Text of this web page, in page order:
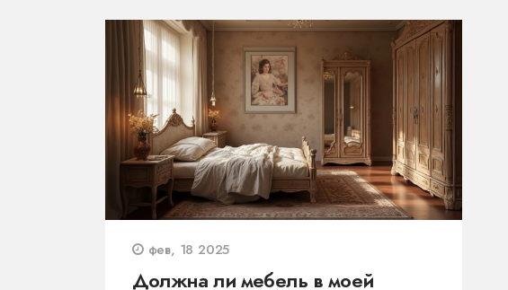
фев, 18 2025
Должна ли мебель в моей